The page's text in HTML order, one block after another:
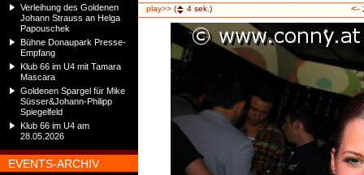
Verleihung des Goldenen
Johann Strauss an Helga
Papouschek
Bühne Donaupark Presse-
Empfang
Klub 66 im U4 mit Tamara
Mascara
Goldenen Spargel für Mike
Süsser&Johann-Philipp
Spiegelfeld
Klub 66 im U4 am
28.05.2026
EVENTS-ARCHIV
play>> ( 4 sek.) <-